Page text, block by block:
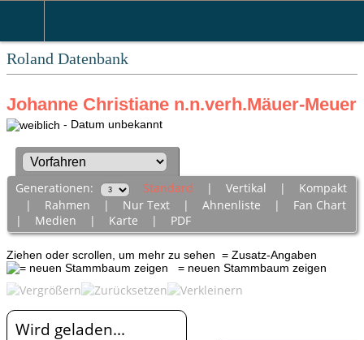
Roland Datenbank
Johanne Christiane n.n.verh.Mäuer-Meuer
- Datum unbekannt
Generationen: Standard | Vertikal | Kompakt
| Rahmen | Nur Text| Ahnenliste | Fan Chart
| Medien | Karte | PDF
Ziehen oder scrollen, um mehr zu sehen = Zusatz-Angaben
= neuen Stammbaum zeigen
Wird geladen...